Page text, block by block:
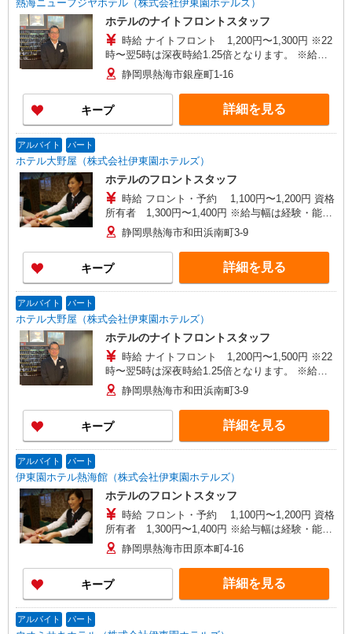
熱海ニューフジヤホテル（株式会社伊東園ホテルズ）
ホテルのナイトフロントスタッフ
時給 ナイトフロント 1,200円〜1,300円 ※22
時〜翌5時は深夜時給1.25倍となります。 ※給与
幅は経験・能力・資格による
静岡県熱海市銀座町1-16
キープ 詳細を見る
アルバイト パート
ホテル大野屋（株式会社伊東園ホテルズ）
ホテルのフロントスタッフ
時給 フロント・予約 1,100円〜1,200円 資格
所有者 1,300円〜1,400円 ※給与幅は経験・能
力・資格による
静岡県熱海市和田浜南町3-9
キープ 詳細を見る
アルバイト パート
ホテル大野屋（株式会社伊東園ホテルズ）
ホテルのナイトフロントスタッフ
時給 ナイトフロント 1,200円〜1,500円 ※22
時〜翌5時は深夜時給1.25倍となります。 ※給与
幅は経験・能力・資格による
静岡県熱海市和田浜南町3-9
キープ 詳細を見る
アルバイト パート
伊東園ホテル熱海館（株式会社伊東園ホテルズ）
ホテルのフロントスタッフ
時給 フロント・予約 1,100円〜1,200円 資格
所有者 1,300円〜1,400円 ※給与幅は経験・能
力・資格による
静岡県熱海市田原本町4-16
キープ 詳細を見る
アルバイト パート